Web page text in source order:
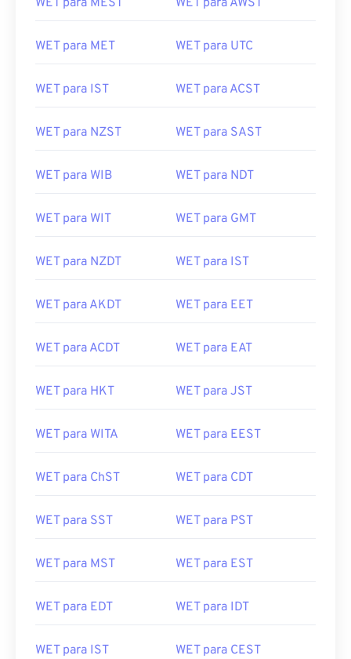
WET para MEST WET para AWST
WET para MET WET para UTC
WET para IST WET para ACST
WET para NZST WET para SAST
WET para WIB WET para NDT
WET para WIT WET para GMT
WET para NZDT WET para IST
WET para AKDT WET para EET
WET para ACDT WET para EAT
WET para HKT WET para JST
WET para WITA WET para EEST
WET para ChST WET para CDT
WET para SST WET para PST
WET para MST WET para EST
WET para EDT WET para IDT
WET para IST WET para CEST